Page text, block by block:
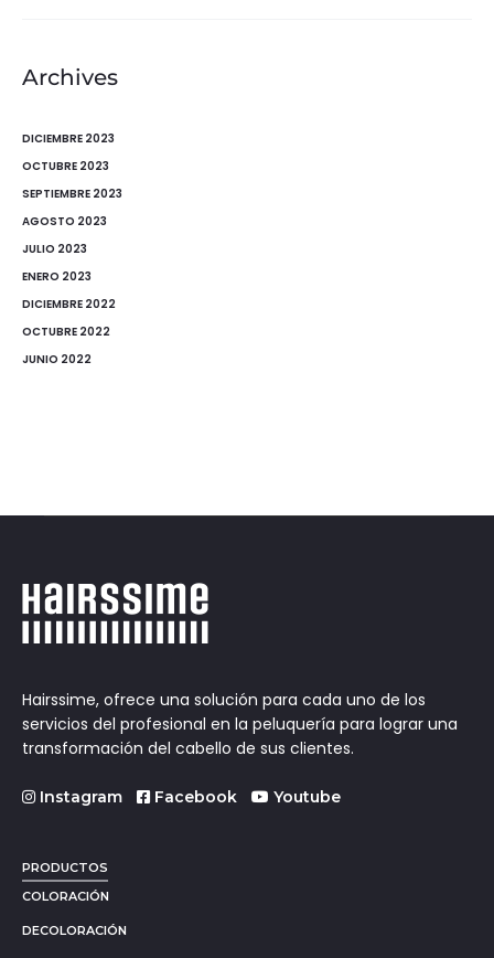
Archives
DICIEMBRE 2023
OCTUBRE 2023
SEPTIEMBRE 2023
AGOSTO 2023
JULIO 2023
ENERO 2023
DICIEMBRE 2022
OCTUBRE 2022
JUNIO 2022
Hairssime, ofrece una solución para cada uno de los
servicios del profesional en la peluquería para lograr una
transformación del cabello de sus clientes.
Instagram Facebook Youtube
PRODUCTOS
COLORACIÓN
DECOLORACIÓN